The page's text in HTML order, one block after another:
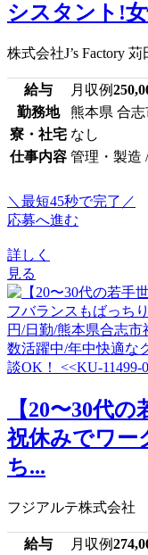
シスタント!
株式会社J’s Factory
給与 月収例
勤務地
熊本県 合志
寮・社宅 なし
仕事内容 管理・製造
＼最短45秒で完了／
応募へ進む
詳しく
見る
【20〜30代
祝休みでワー
ち...
フジアルテ株式会社
給与 月収例